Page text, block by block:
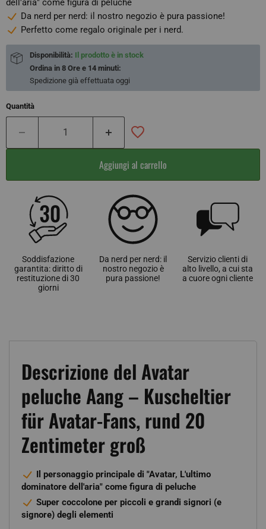
Da nerd per nerd: il nostro negozio è pura passione!
Perfetto come regalo originale per i nerd.
Disponibilità: Il prodotto è in stock
Ordina in 8 Ore e 14 minuti:
Spedizione già effettuata oggi
Quantità
Aggiungi al carrello
Soddisfazione
garantita: diritto di
restituzione di 30
giorni
Da nerd per nerd: il
nostro negozio è
pura passione!
Servizio clienti di
alto livello, a cui sta
a cuore ogni cliente
Descrizione del Avatar
peluche Aang – Kuscheltier
für Avatar-Fans, rund 20
Zentimeter groß
Il personaggio principale di "Avatar, L'ultimo
dominatore dell'aria" come figura di peluche
Super coccolone per piccoli e grandi signori (e
signore) degli elementi